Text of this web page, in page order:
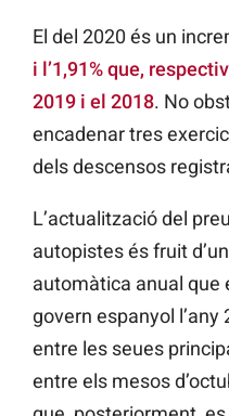
El del 2020 és un
i l’1,91% que,
2019 i el 2018. No
encadenar tres
dels descensos
L’actualització del
autopistes és fruit
automàtica anual que
govern espanyol
entre les seues
entre els mesos